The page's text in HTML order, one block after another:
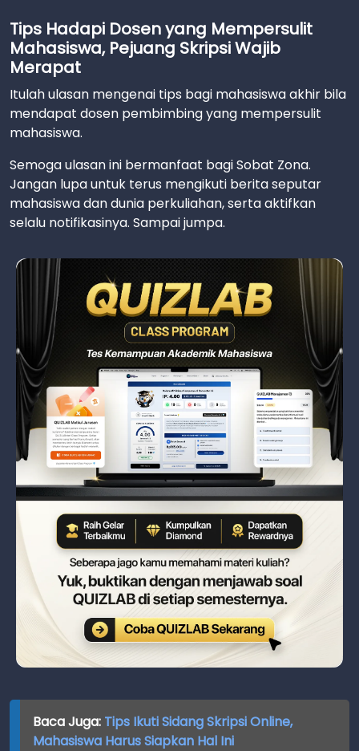
Tips Hadapi Dosen yang Mempersulit
Mahasiswa, Pejuang Skripsi Wajib
Merapat
Itulah ulasan mengenai tips bagi mahasiswa akhir bila
mendapat dosen pembimbing yang mempersulit
mahasiswa.
Semoga ulasan ini bermanfaat bagi Sobat Zona.
Jangan lupa untuk terus mengikuti berita seputar
mahasiswa dan dunia perkuliahan, serta aktifkan
selalu notifikasinya. Sampai jumpa.
Baca Juga: Tips Ikuti Sidang Skripsi Online,
Mahasiswa Harus Siapkan Hal Ini